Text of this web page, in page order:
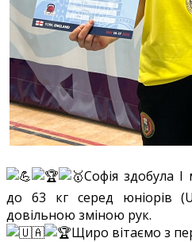
Софія здобула І
до 63 кг серед юніорів
довільною зміною рук.
Щиро вітаємо з